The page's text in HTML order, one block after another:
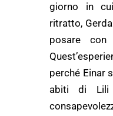
giorno in
ritratto,
posare con
perché Einar
abiti di Lili